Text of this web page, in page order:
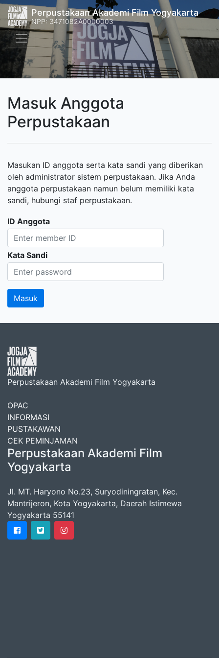
Perpustakaan Akademi Film Yogyakarta
NPP: 3471082A0000003
Masuk Anggota
Perpustakaan
Masukan ID anggota serta kata sandi yang diberikan
oleh administrator sistem perpustakaan. Jika Anda
anggota perpustakaan namun belum memiliki kata
sandi, hubungi staf perpustakaan.
ID Anggota
Kata Sandi
Perpustakaan Akademi Film Yogyakarta
OPAC
INFORMASI
PUSTAKAWAN
CEK PEMINJAMAN
Perpustakaan Akademi Film
Yogyakarta
Jl. MT. Haryono No.23, Suryodiningratan, Kec.
Mantrijeron, Kota Yogyakarta, Daerah Istimewa
Yogyakarta 55141